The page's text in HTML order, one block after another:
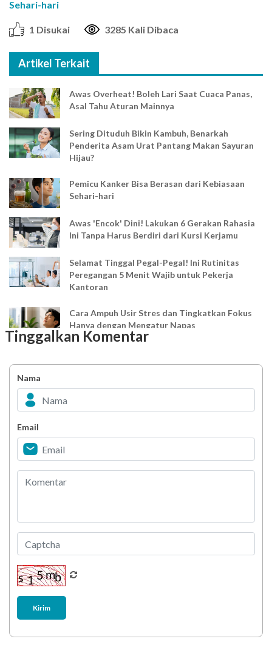
Sehari-hari
1 Disukai 3285 Kali Dibaca
Artikel Terkait
Awas Overheat! Boleh Lari Saat Cuaca Panas,
Asal Tahu Aturan Mainnya
Sering Dituduh Bikin Kambuh, Benarkah
Penderita Asam Urat Pantang Makan Sayuran
Hijau?
Pemicu Kanker Bisa Berasan dari Kebiasaan
Sehari-hari
Awas 'Encok' Dini! Lakukan 6 Gerakan Rahasia
Ini Tanpa Harus Berdiri dari Kursi Kerjamu
Selamat Tinggal Pegal-Pegal! Ini Rutinitas
Peregangan 5 Menit Wajib untuk Pekerja
Kantoran
Cara Ampuh Usir Stres dan Tingkatkan Fokus
Hanya dengan Mengatur Napas
Bahagia dalam Tubuh
Minuman Manis, Teman atau Ancaman?
Berani Selesaikan Challenge 6.000 Langkah?
Tinggalkan Komentar
Nama
Email
Kirim